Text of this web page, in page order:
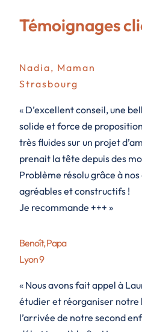
Témoignages
Nadia, Maman
Strasbourg
« D’excellent conseil, une
solide et force de
très fluides sur un projet
prenait la tête depuis des
Problème résolu grâce à
agréables et constructifs !
Je recommande +++ »
Benoît, Papa
Lyon 9
« Nous avons fait appel à
étudier et réorganiser notre
l’arrivée de notre second